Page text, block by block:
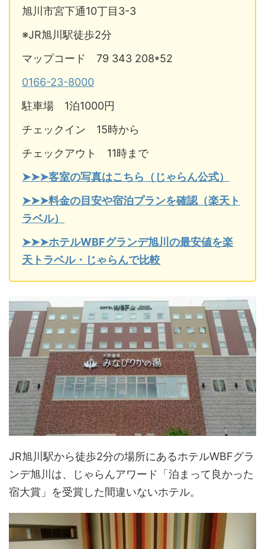
旭川市宮下通10丁目3-3
※JR旭川駅徒歩2分
マップコード 79 343 208*52
0166-23-8000
駐車場 1泊1000円
チェックイン 15時から
チェックアウト 11時まで
➤➤➤客室の写真はこちら（じゃらん公式）
➤➤➤料金の目安や宿泊プランを確認（楽天ト
ラベル）
➤➤➤ホテルWBFグランデ旭川の最安値を楽
天トラベル・じゃらんで比較
JR旭川駅から徒歩2分の場所にあるホテルWBFグラ
ンデ旭川は、じゃらんアワード「泊まって良かった
宿大賞」を受賞した間違いないホテル。